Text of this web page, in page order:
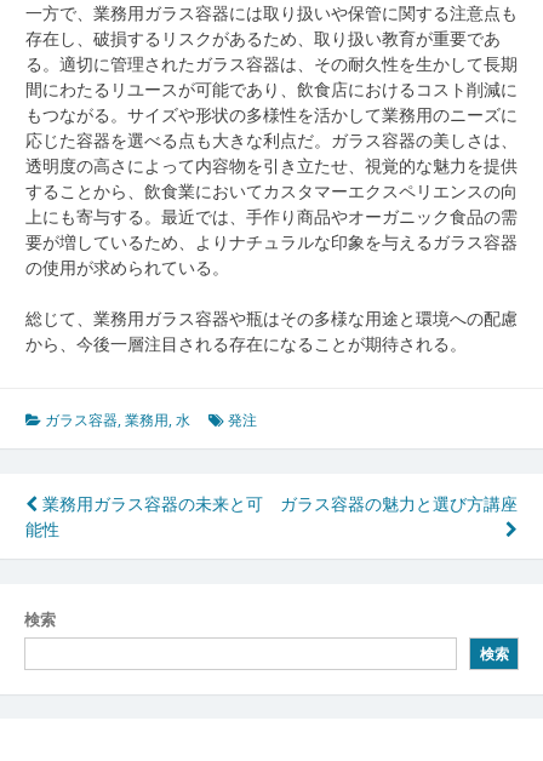
一方で、業務用ガラス容器には取り扱いや保管に関する注意点も
存在し、破損するリスクがあるため、取り扱い教育が重要であ
る。適切に管理されたガラス容器は、その耐久性を生かして長期
間にわたるリユースが可能であり、飲食店におけるコスト削減に
もつながる。サイズや形状の多様性を活かして業務用のニーズに
応じた容器を選べる点も大きな利点だ。ガラス容器の美しさは、
透明度の高さによって内容物を引き立たせ、視覚的な魅力を提供
することから、飲食業においてカスタマーエクスペリエンスの向
上にも寄与する。最近では、手作り商品やオーガニック食品の需
要が増しているため、よりナチュラルな印象を与えるガラス容器
の使用が求められている。
総じて、業務用ガラス容器や瓶はその多様な用途と環境への配慮
から、今後一層注目される存在になることが期待される。
ガラス容器,業務用,水 発注
投
稿
ビ
ゲ
ー
業務用ガラス容器の未来と可
能性
ガラス容器の魅力と選び方講座
検索
検索